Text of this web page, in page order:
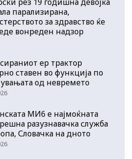
парализирана,
за здравство ќе
вонреден надзор
ер трактор
ставен во функција по
од невремето
МИ6 е најмоќната
разузнавачка служба
Словачка на дното